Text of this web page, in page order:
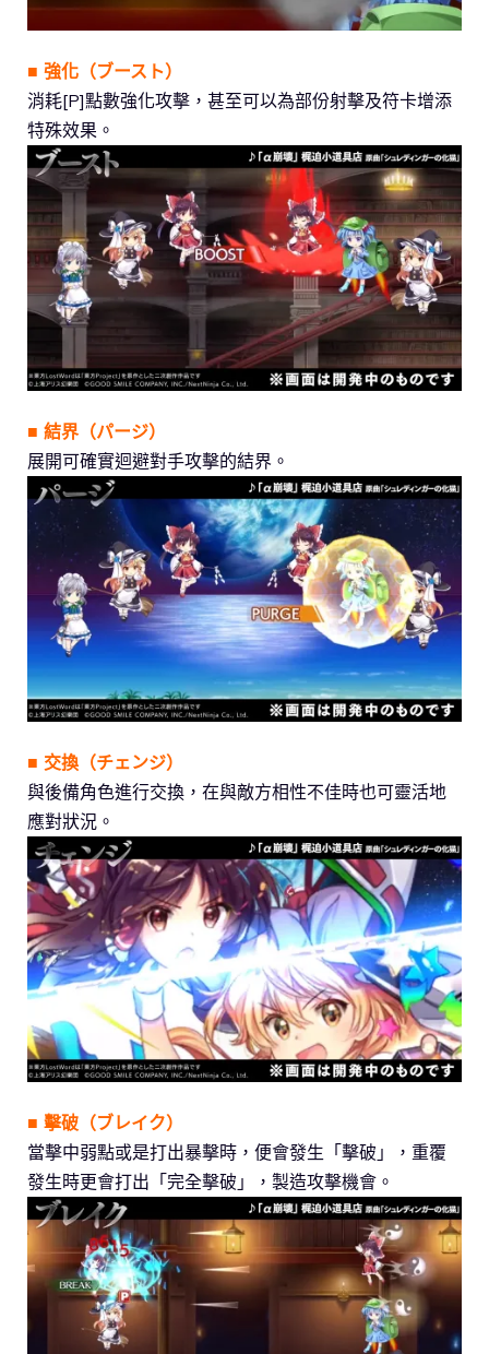
■ 強化（ブースト）
消耗[P]點數強化攻擊，甚至可以為部份射擊及符卡增添
特殊效果。
■ 結界（パージ）
展開可確實迴避對手攻擊的結界。
■ 交換（チェンジ）
與後備角色進行交換，在與敵方相性不佳時也可靈活地
應對狀況。
■ 擊破（ブレイク）
當擊中弱點或是打出暴擊時，便會發生「擊破」，重覆
發生時更會打出「完全擊破」，製造攻擊機會。